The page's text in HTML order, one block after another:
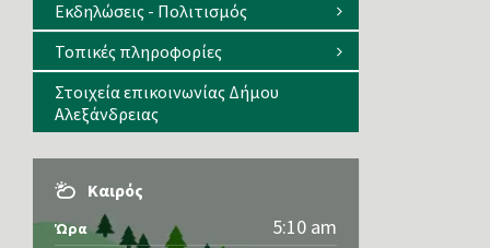
Εκδηλώσεις - Πολιτισμός
Τοπικές πληροφορίες
Στοιχεία επικοινωνίας Δήμου
Αλεξάνδρειας
Καιρός
Ώρα 5:10 am